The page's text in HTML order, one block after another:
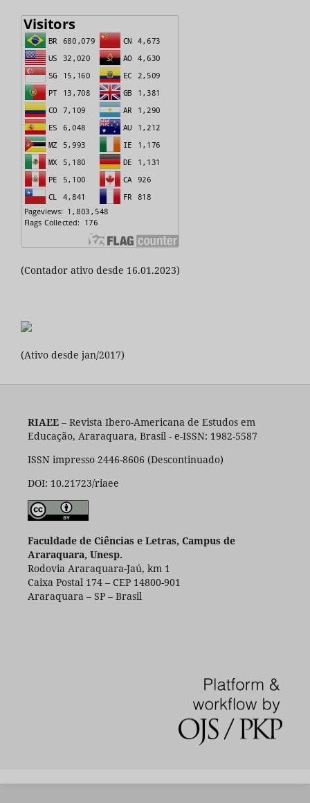
(Contador ativo desde 16.01.2023)
(Ativo desde jan/2017)
RIAEE– Revista Ibero-Americana de Estudos em
Educação, Araraquara, Brasil - e-ISSN: 1982-5587
ISSN impresso 2446-8606 (Descontinuado)
DOI: 10.21723/riaee
Faculdade de Ciências e Letras, Campus de
Araraquara, Unesp.
Rodovia Araraquara-Jaú, km 1
Caixa Postal 174 – CEP 14800-901
Araraquara – SP – Brasil